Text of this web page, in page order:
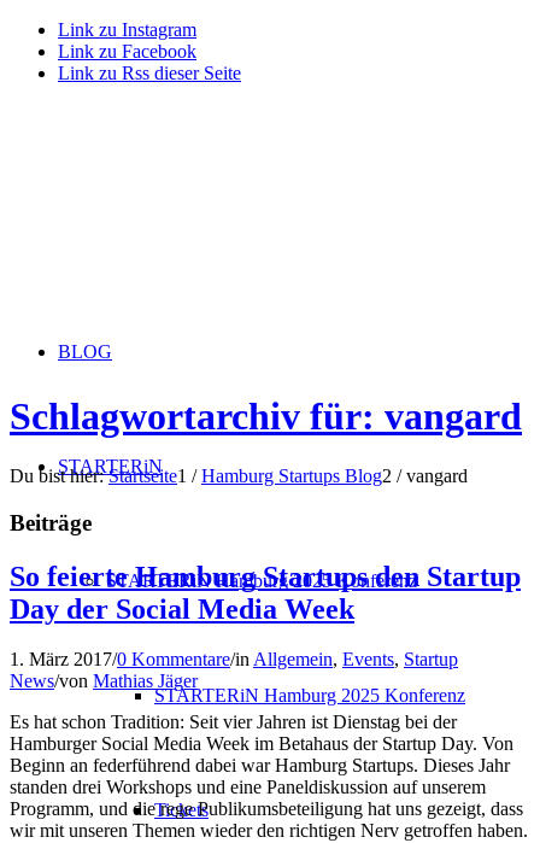
Link zu Instagram
Link zu Facebook
Link zu Rss dieser Seite
BLOG
STARTERiN
STARTERiN Hamburg 2025 Konferenz
STARTERiN Hamburg 2025 Konferenz
Tickets
Schlagwortarchiv für: vangard
Du bist hier: Startseite1 / Hamburg Startups Blog2 / vangard
Beiträge
So feierte Hamburg Startups den Startup
Day der Social Media Week
1. März 2017/0 Kommentare/inAllgemein, Events, Startup
News/von Mathias Jäger
Es hat schon Tradition: Seit vier Jahren ist Dienstag bei der
Hamburger Social Media Week im Betahaus der Startup Day. Von
Beginn an federführend dabei war Hamburg Startups. Dieses Jahr
standen drei Workshops und eine Paneldiskussion auf unserem
Programm, und die rege Publikumsbeteiligung hat uns gezeigt, dass
wir mit unseren Themen wieder den richtigen Nerv getroffen haben.